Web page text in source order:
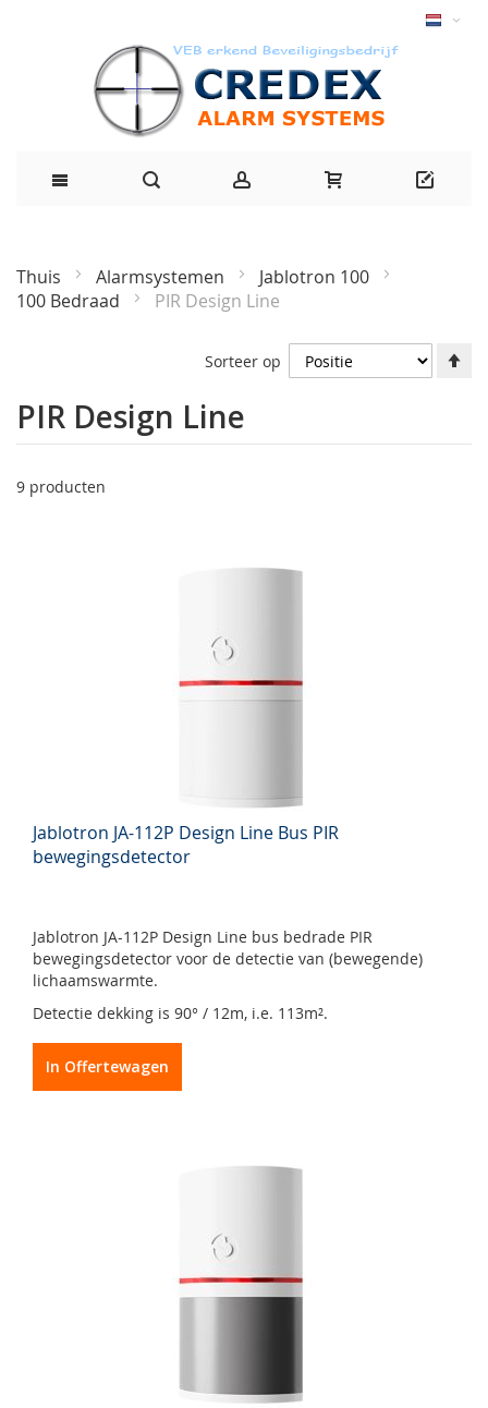
Thuis Alarmsystemen
Jablotron 100
100 Bedraad
PIR Design Line
PIR Design Line
9 producten
Sorteer op
Jablotron JA-112P Design Line Bus PIR
bewegingsdetector
Jablotron JA-112P Design Line bus bedrade PIR
bewegingsdetector voor de detectie van (bewegende)
lichaamswarmte.
Detectie dekking is 90° / 12m, i.e. 113m².
In Offertewagen